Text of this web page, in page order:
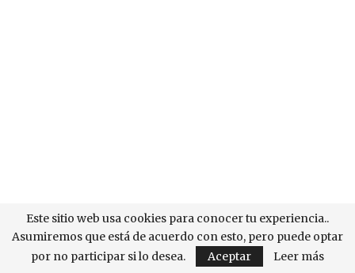
Este sitio web usa cookies para conocer tu experiencia..
Asumiremos que está de acuerdo con esto, pero puede optar
por no participar si lo desea.
Aceptar Leer más